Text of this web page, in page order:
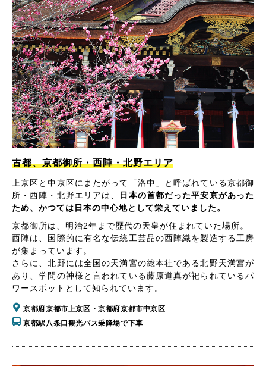
古都、京都御所・西陣・北野エリア
上京区と中京区にまたがって「洛中」と呼ばれている京都御
所・西陣・北野エリアは、
日本の首都だった平安京があった
ため、かつては日本の中心地として栄えていました。
京都御所は、明治2年まで歴代の天皇が住まれていた場所。
西陣は、国際的に有名な伝統工芸品の西陣織を製造する工房
が集まっています。
さらに、北野には全国の天満宮の総本社である北野天満宮が
あり、学問の神様と言われている藤原道真が祀られているパ
ワースポットとして知られています。
京都府京都市上京区・京都府京都市中京区
京都駅八条口観光バス乗降場で下車